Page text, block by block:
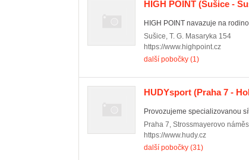
HIGH POINT (Sušice -
HIGH POINT navazuje na
Sušice, T. G. Masaryka 154
https://www.highpoint.cz
další pobočky (1)
HUDYsport (Praha 7 -
Provozujeme specializovanou
Praha 7, Strossmayerovo
https://www.hudy.cz
další pobočky (31)